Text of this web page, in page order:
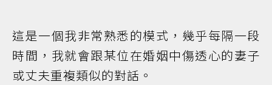
這是一個我非常熟悉的模式，幾乎每隔一段
時間，我就會跟某位在婚姻中傷透心的妻子
或丈夫重複類似的對話。